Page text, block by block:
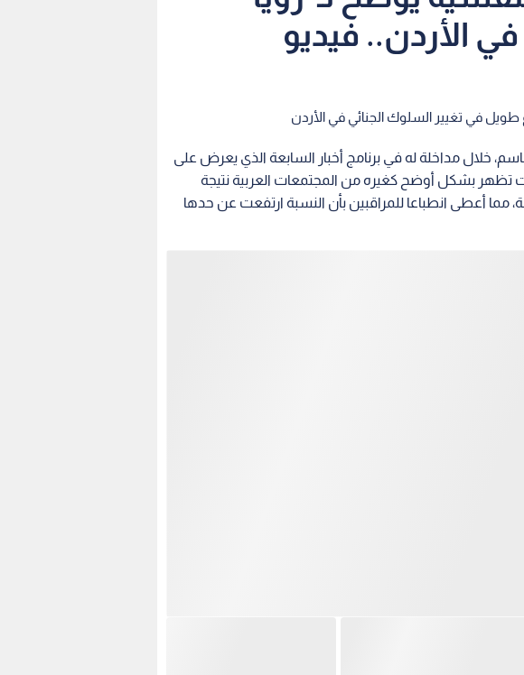
الأردن.. فيديو
في تغيير السلوك الجنائي في الأردن
خلال مداخلة له في برنامج أخبار السابعة الذي يعرض على
تظهر بشكل أوضح كغيره من المجتمعات العربية نتيجة
مما أعطى انطباعا للمراقبين بأن النسبة ارتفعت عن حدها